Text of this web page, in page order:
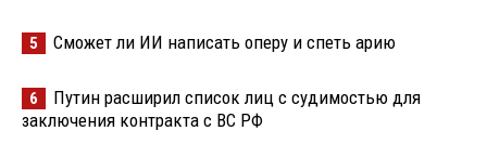
5 Сможет ли ИИ написать оперу и спеть арию
6
Путин расширил список лиц с судимостью для
заключения контракта с ВС РФ